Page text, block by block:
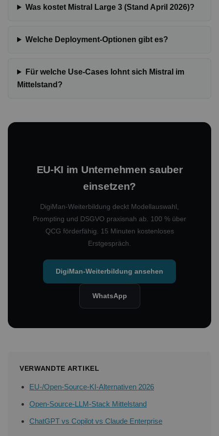
Was kostet Mistral Large 3 (Stand April 2026)?
Welche Deployment-Optionen gibt es?
Für welche Use-Cases lohnt sich Mistral im
Mittelstand?
EU-KI im Unternehmen sauber
einsetzen?
DigiMan-Weiterbildung deckt Modellauswahl,
Prompting und DSGVO praxisnah ab. 100 % über
QCG förderfähig. 15 Minuten kostenloses
Erstgespräch.
DigiMan-Weiterbildung ansehen
WhatsApp
VERWANDTE ARTIKEL
EU-/Open-Source-KI-Alternativen 2026
Open-Source-LLM-Stack Mittelstand
ChatGPT vs Copilot vs Claude Enterprise